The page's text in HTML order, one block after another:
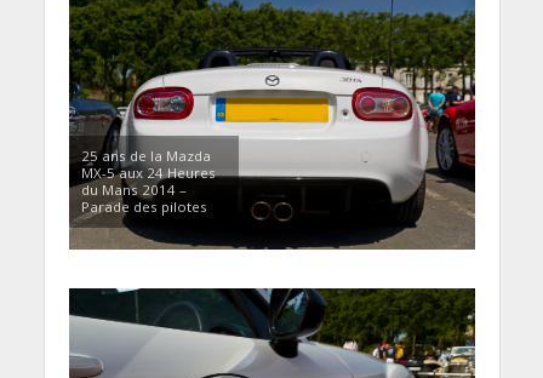
25 ans de la Mazda
MX-5 aux 24 Heures
du Mans 2014 –
Parade des pilotes